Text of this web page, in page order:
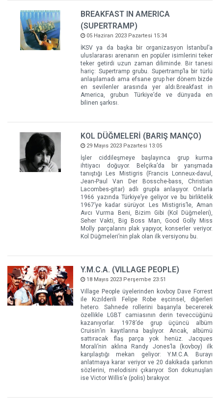
BREAKFAST IN AMERICA
(SUPERTRAMP)
05 Haziran 2023 Pazartesi 15:34
İKSV ya da başka bir organizasyon İstanbul’a
uluslararası arenanın en popüler isimlerini teker
teker getirdi uzun zaman diliminde. Bir tanesi
hariç: Supertramp grubu. Supertramp’la bir türlü
anlaşılamadı ama efsane grup her dönem bizde
en sevilenler arasında yer aldı.Breakfast in
America, grubun Türkiye’de ve dünyada en
bilinen şarkısı.
KOL DÜĞMELERİ (BARIŞ MANÇO)
29 Mayıs 2023 Pazartesi 13:05
İşler ciddileşmeye başlayınca grup kurma
ihtiyacı doğuyor. Belçika’da bir yarışmada
tanıştığı Les Mistigris (Francis Lonneux-davul,
Jean-Paul Van Der Bossche-bass, Christian
Lacombes-gitar) adlı grupla anlaşıyor. Onlarla
1966 yazında Türkiye’ye geliyor ve bu birliktelik
1967’ye kadar sürüyor. Les Mistigris’le, Aman
Avcı Vurma Beni, Bizim Gibi (Kol Düğmeleri),
Seher Vakti, Big Boss Man, Good Golly Miss
Molly parçalarını plak yapıyor, konserler veriyor.
Kol Düğmeleri’nin plak olan ilk versiyonu bu.
Y.M.C.A. (VILLAGE PEOPLE)
18 Mayıs 2023 Perşembe 23:51
Village People üyelerinden kovboy Dave Forrest
ile Kızılderili Felipe Robe eşcinsel, diğerleri
hetero. Sahnede rollerini başarıyla becererek
özellikle LGBT camiasının derin teveccüğünü
kazanıyorlar. 1978’de grup üçüncü albüm
Cruisin’in kayıtlarına başlıyor. Ancak, albümü
sattıracak flaş parça yok henüz. Jacques
Morali’nin aklına Randy Jones’la (kovboy) ilk
karşılaştığı mekan geliyor: Y.M.C.A. Burayı
anlatmaya karar veriyor ve 20 dakikada şarkının
sözlerini, melodisini çıkarıyor. Son dokunuşları
ise Victor Willis’e (polis) bırakıyor.